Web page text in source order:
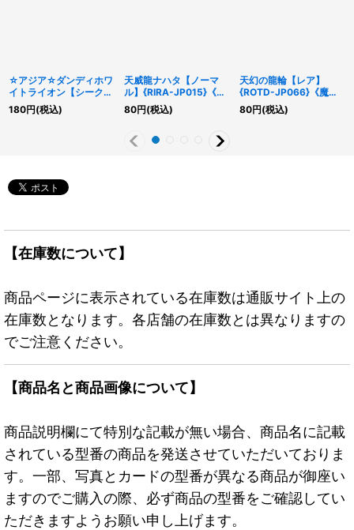
☆アジア☆ダンディホワ
イトライオン【シークレ
ット】{アジア25PP-
JP022}《モンスター》
180円(税込)
天威龍ナハタ【ノーマ
ル】{RIRA-JP015}《モ
ンスター》
80円(税込)
天幻の龍輪【レア】
{ROTD-JP066}《魔
法》
80円(税込)
【在庫数について】
商品ページに表示されている在庫数は通販サイト上の
在庫数となります。各店舗の在庫数とは異なりますの
でご注意ください。
【商品名と商品画像について】
商品説明欄にて特別な記載が無い場合、商品名に記載
されている型番の商品を発送させていただいておりま
す。一部、写真とカードの型番が異なる商品が御座い
ますのでご購入の際、必ず商品の型番をご確認してい
ただきますようお願い申し上げます。